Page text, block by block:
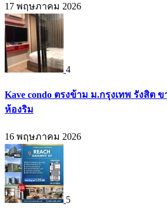
17 พฤษภาคม 2026
4
Kave condo ตรงข้าม ม.กรุงเทพ รังสิต ข
ห้องริม
16 พฤษภาคม 2026
5